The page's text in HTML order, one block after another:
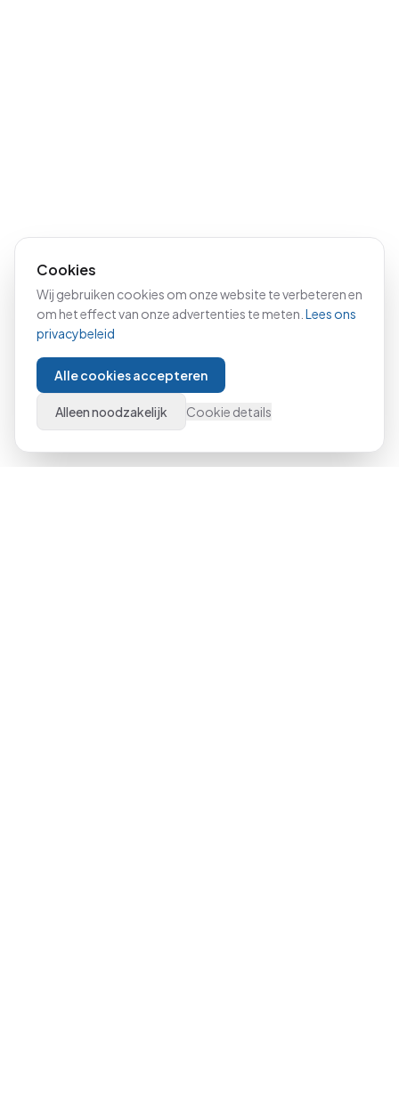
Cookies
Wij gebruiken cookies om onze website te verbeteren en
om het effect van onze advertenties te meten. Lees ons
privacybeleid
Alle cookies accepteren
Alleen noodzakelijk Cookie details